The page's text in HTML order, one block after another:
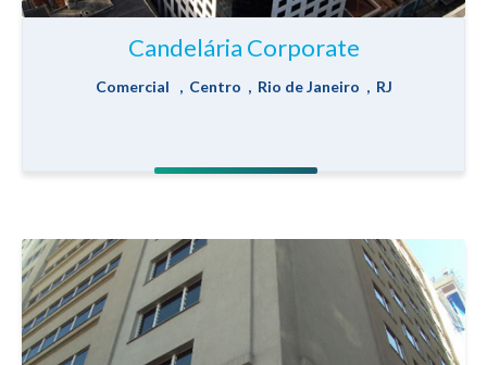
Candelária Corporate
Comercial , Centro , Rio de Janeiro , RJ